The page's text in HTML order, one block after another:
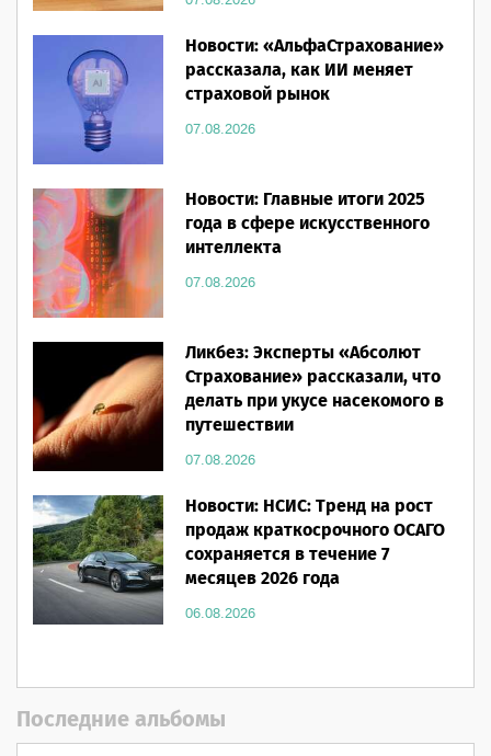
Новости: «АльфаСтрахование»
рассказала, как ИИ меняет
страховой рынок
07.08.2026
Новости: Главные итоги 2025
года в сфере искусственного
интеллекта
07.08.2026
Ликбез: Эксперты «Абсолют
Страхование» рассказали, что
делать при укусе насекомого в
путешествии
07.08.2026
Новости: НСИС: Тренд на рост
продаж краткосрочного ОСАГО
сохраняется в течение 7
месяцев 2026 года
06.08.2026
Последние альбомы